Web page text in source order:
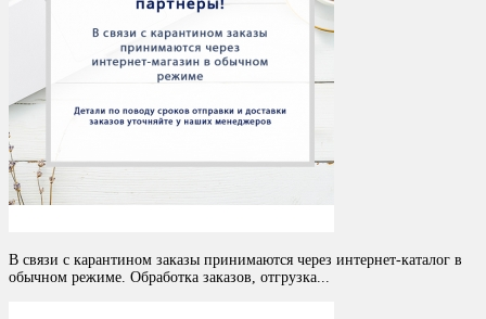
В связи с карантином заказы принимаются через интернет-каталог в
обычном режиме. Обработка заказов, отгрузка...